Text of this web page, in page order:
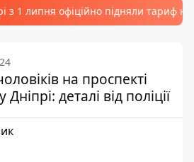
з 1 липня офіційно підняли тариф
на проспекті
деталі від поліції